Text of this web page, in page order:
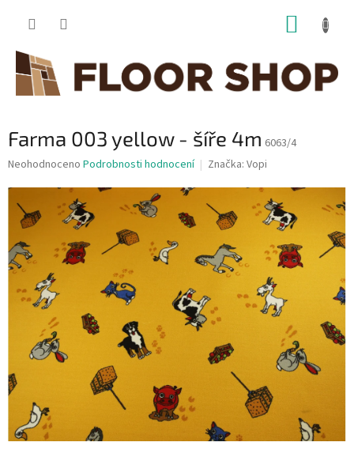
Farma 003 yellow - šíře 4m 6063/4
Průměrné
produktu
0,0
5
hvězdiček.
Neohodnoceno Podrobnosti hodnocení Značka: Vopi